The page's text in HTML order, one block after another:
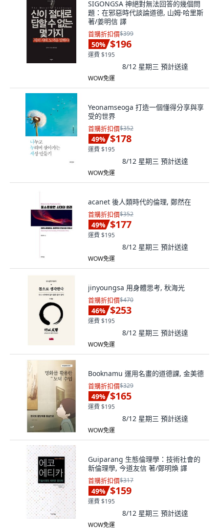
SIGONGSA 神絕對無法回答的幾個問
題：在邪惡時代談論道德, 山姆·哈里斯
著/姜明信 譯
首購折扣價$399
50% $196
運費 $195
8/12 星期三 預計送達
WOW免運
Yeonamseoga 打造一個懂得分享與享
受的世界
首購折扣價$352
49% $178
運費 $195
8/12 星期三 預計送達
WOW免運
acanet 後人類時代的倫理, 鄭然在
首購折扣價$352
49% $177
運費 $195
8/12 星期三 預計送達
WOW免運
jinyoungsa 用身體思考, 秋海光
首購折扣價$470
46% $253
運費 $195
8/12 星期三 預計送達
WOW免運
Booknamu 運用名畫的道德課, 金美德
首購折扣價$329
49% $165
運費 $195
8/12 星期三 預計送達
WOW免運
Guiparang 生態倫理學：技術社會的
新倫理學, 今道友信 著/鄭明煥 譯
首購折扣價$317
49% $159
運費 $195
8/12 星期三 預計送達
WOW免運